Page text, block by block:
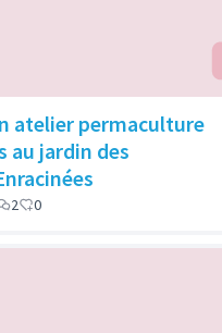
atelier permaculture
au jardin des
2 0